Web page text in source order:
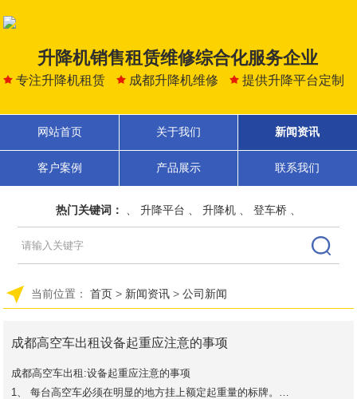
升降机销售租赁维修综合化服务企业
专注升降机租赁 成都升降机维修 提供升降平台定制
网站首页 关于我们 新闻资讯
客户案例 产品展示 联系我们
热门关键词： 升降平台 升降机 登车桥
当前位置： 首页 > 新闻资讯 >公司新闻
成都高空车出租设备起重应注意的事项
成都高空车出租:设备起重应注意的事项
1、 每台高空车必须在明显的地方挂上额定起重量的标牌。